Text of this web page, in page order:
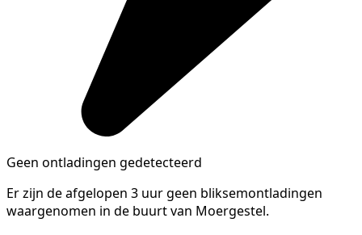
Geen ontladingen gedetecteerd
Er zijn de afgelopen 3 uur geen bliksemontladingen
waargenomen in de buurt van Moergestel.